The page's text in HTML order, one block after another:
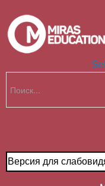
Версия для